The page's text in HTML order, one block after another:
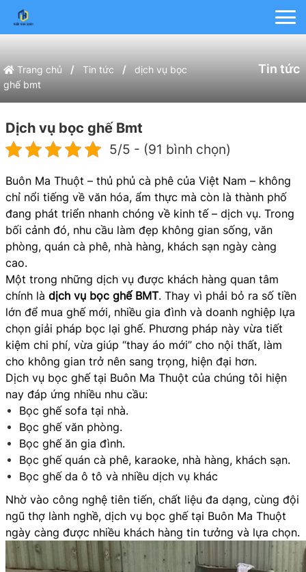
Trang chủ / Tin tức / dịch vụ bọc
ghế bmt
Tin tức
Dịch vụ bọc ghế Bmt
5/5 - (91 bình chọn)
Buôn Ma Thuột – thủ phủ cà phê của Việt Nam – không
chỉ nổi tiếng về văn hóa, ẩm thực mà còn là thành phố
đang phát triển nhanh chóng về kinh tế – dịch vụ. Trong
bối cảnh đó, nhu cầu làm đẹp không gian sống, văn
phòng, quán cà phê, nhà hàng, khách sạn ngày càng
cao.
Một trong những dịch vụ được khách hàng quan tâm
chính là dịch vụ bọc ghế BMT. Thay vì phải bỏ ra số tiền
lớn để mua ghế mới, nhiều gia đình và doanh nghiệp lựa
chọn giải pháp bọc lại ghế. Phương pháp này vừa tiết
kiệm chi phí, vừa giúp “thay áo mới” cho nội thất, làm
cho không gian trở nên sang trọng, hiện đại hơn.
Dịch vụ bọc ghế tại Buôn Ma Thuột của chúng tôi hiện
nay đáp ứng nhiều nhu cầu:
Bọc ghế sofa tại nhà.
Bọc ghế văn phòng.
Bọc ghế ăn gia đình.
Bọc ghế quán cà phê, karaoke, nhà hàng, khách sạn.
Bọc ghế da ô tô và nhiều dịch vụ khác
Nhờ vào công nghệ tiên tiến, chất liệu đa dạng, cùng đội
ngũ thợ lành nghề, dịch vụ bọc ghế tại Buôn Ma Thuột
ngày càng được nhiều khách hàng tin tưởng và lựa chọn.